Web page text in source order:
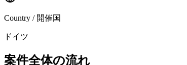
Country / 開催国
ドイツ
案件全体の流れ